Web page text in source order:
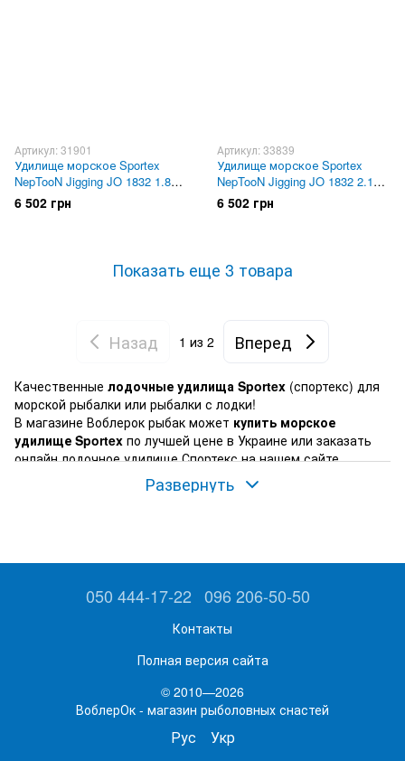
Артикул: 31901
Удилище морское Sportex
NepTooN Jigging JO 1832 1.85
m, 30 lbs
6 502 грн
Артикул: 33839
Удилище морское Sportex
NepTooN Jigging JO 1832 2.15
m, 30 lbs
6 502 грн
Показать еще 3 товара
Назад 1 из 2 Вперед
Качественные лодочные удилища Sportex (спортекс) для
морской рыбалки или рыбалки с лодки!
В магазине Воблерок рыбак может купить морское
удилище Sportex по лучшей цене в Украине или заказать
онлайн лодочное удилище Спортекс на нашем сайте.
В наличии дорогие, проверенные рыбаками-спортсменами
лодочные удилища Sportex Magnus Travel Boat, Sportex
Magnus Travel Jigging, морское удилище Sportex Magnus
Развернуть
050 444-17-22 096 206-50-50
Контакты
Полная версия сайта
© 2010—2026
ВоблерОк - магазин рыболовных снастей
Рус Укр